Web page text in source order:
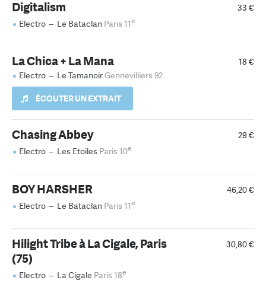
33 €
Digitalism
Electro – Le Bataclan Paris 11e
18 €
La Chica + La Mana
Electro – Le TamanoirGennevilliers 92
ÉCOUTER UN EXTRAIT
29 €
Chasing Abbey
Electro – Les Etoiles Paris 10e
46,20 €
BOY HARSHER
Electro – Le Bataclan Paris 11e
30,80 €
Hilight Tribe à La Cigale, Paris
(75)
Electro – La Cigale Paris 18e